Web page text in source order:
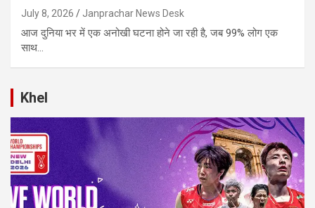
July 8, 2026 Janprachar News Desk
आज दुनिया भर में एक अनोखी घटना होने जा रही है, जब 99% लोग एक
साथ…
Khel